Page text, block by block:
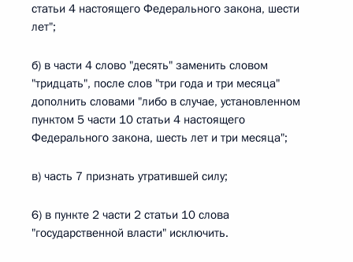
статьи 4 настоящего Федерального закона, шести
лет";
б) в части 4 слово "десять" заменить словом
"тридцать", после слов "три года и три месяца"
дополнить словами "либо в случае, установленном
пунктом 5 части 10 статьи 4 настоящего
Федерального закона, шесть лет и три месяца";
в) часть 7 признать утратившей силу;
6) в пункте 2 части 2 статьи 10 слова
"государственной власти" исключить.